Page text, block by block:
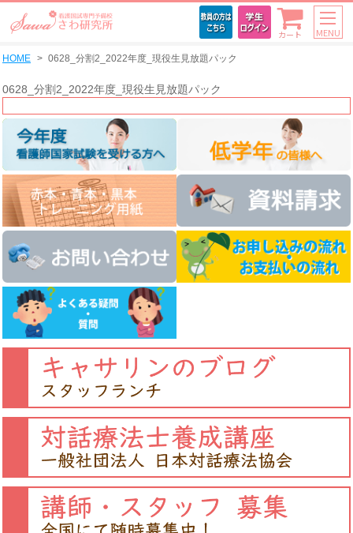
カート MENU
HOME 0628_分割2_2022年度_現役生見放題パック
0628_分割2_2022年度_現役生見放題パック